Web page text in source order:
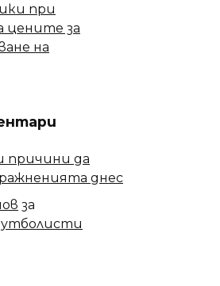
при
цените за
на
причини да
днес
за